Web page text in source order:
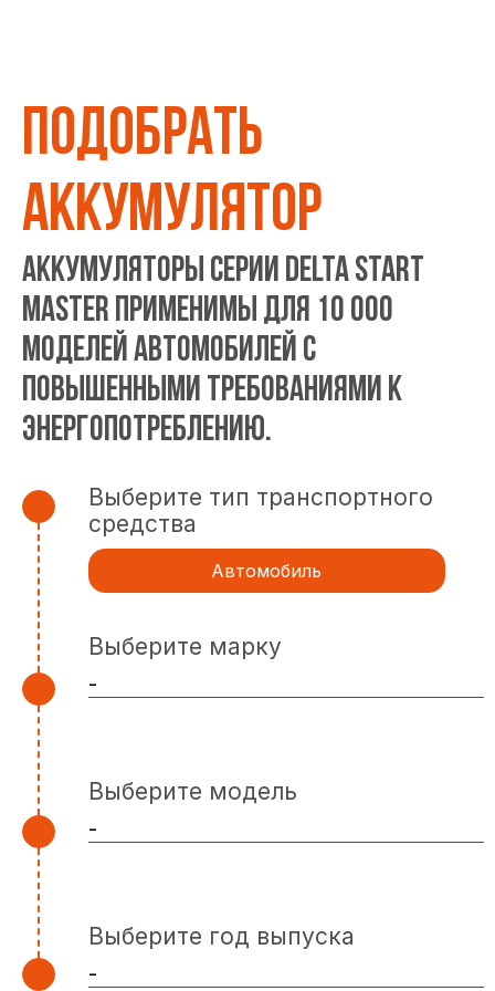
ПОДОБРАТЬ
АККУМУЛЯТОР
Аккумуляторы серии DELTA START
MASTER применимы для 10 000
моделей автомобилей с
повышенными требованиями к
энергопотреблению.
Выберите тип транспортного
средства
Автомобиль
Выберите марку
Выберите модель
Выберите год выпуска